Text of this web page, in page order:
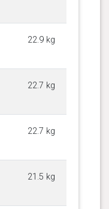
22.9 kg
22.7 kg
22.7 kg
21.5 kg